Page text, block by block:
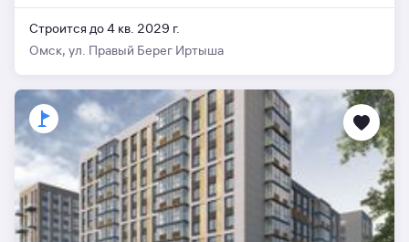
Строится до 4 кв. 2029 г.
Омск, ул. Правый Берег Иртыша